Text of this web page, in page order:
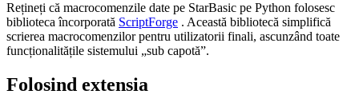
Rețineți că macrocomenzile date pe StarBasic pe Python folosesc
biblioteca încorporată ScriptForge . Această bibliotecă simplifică
scrierea macrocomenzilor pentru utilizatorii finali, ascunzând toate
funcționalitățile sistemului „sub capotă”.
Folosind extensia